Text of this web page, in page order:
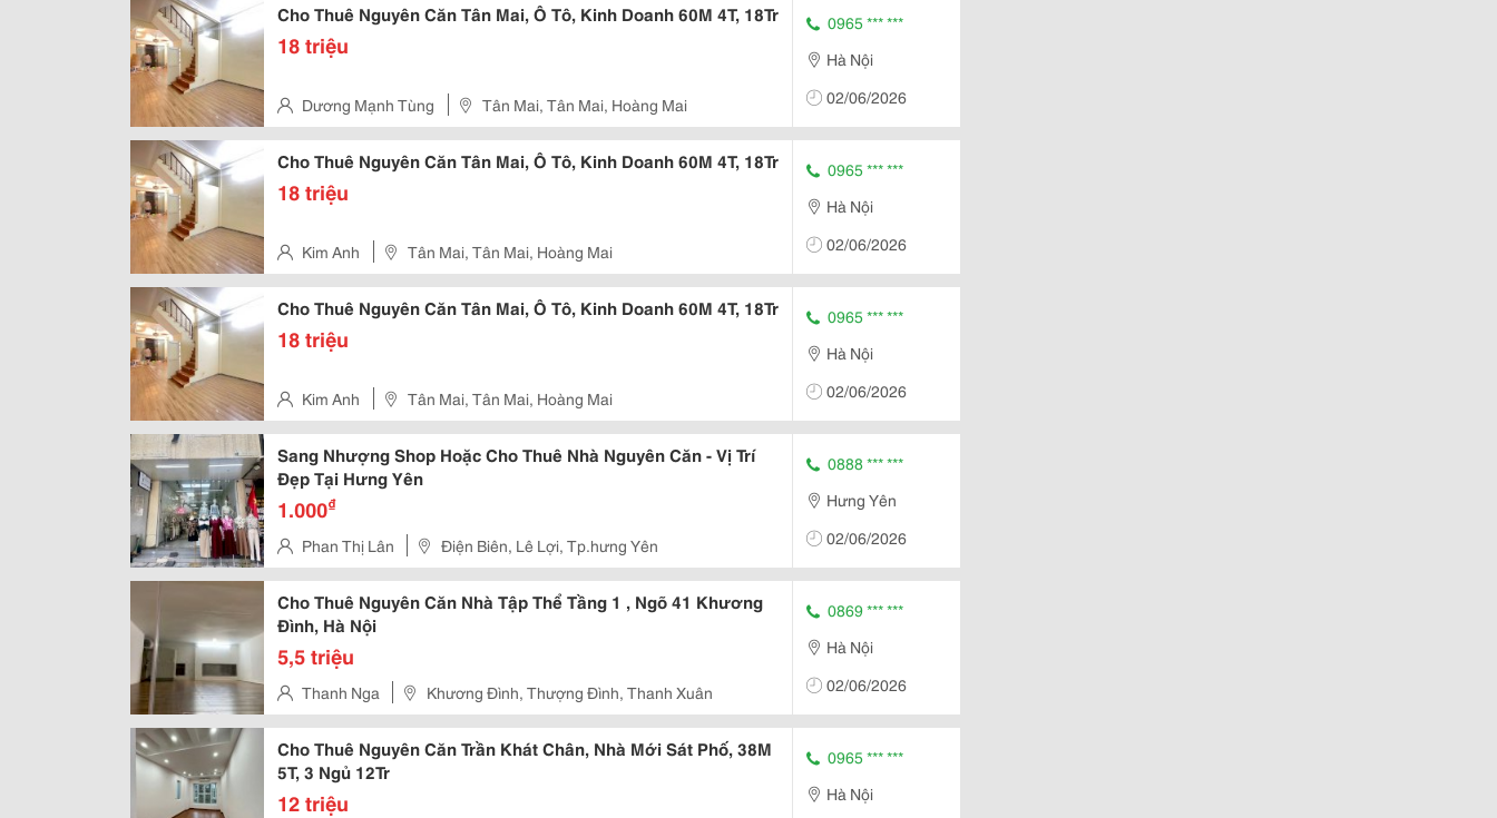
Cho Thuê Nguyên Căn Tân Mai, Ô Tô, Kinh Doanh 60M 4T, 18Tr
18 triệu
Dương Mạnh Tùng Tân Mai, Tân Mai, Hoàng Mai
0965 *** ***
Hà Nội
02/06/2026
Cho Thuê Nguyên Căn Tân Mai, Ô Tô, Kinh Doanh 60M 4T, 18Tr
18 triệu
Kim Anh Tân Mai, Tân Mai, Hoàng Mai
0965 *** ***
Hà Nội
02/06/2026
Cho Thuê Nguyên Căn Tân Mai, Ô Tô, Kinh Doanh 60M 4T, 18Tr
18 triệu
Kim Anh Tân Mai, Tân Mai, Hoàng Mai
0965 *** ***
Hà Nội
02/06/2026
Sang Nhượng Shop Hoặc Cho Thuê Nhà Nguyên Căn - Vị Trí
Đẹp Tại Hưng Yên
1.000₫
Phan Thị Lân Điện Biên, Lê Lợi, Tp.hưng Yên
0888 *** ***
Hưng Yên
02/06/2026
Cho Thuê Nguyên Căn Nhà Tập Thể Tầng 1 , Ngõ 41 Khương
Đình, Hà Nội
5,5 triệu
Thanh Nga Khương Đình, Thượng Đình, Thanh Xuân
0869 *** ***
Hà Nội
02/06/2026
Cho Thuê Nguyên Căn Trần Khát Chân, Nhà Mới Sát Phố, 38M
5T, 3 Ngủ 12Tr
12 triệu
0965 *** ***
Hà Nội